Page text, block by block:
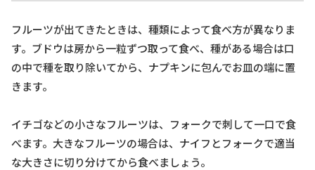
フルーツが出てきたときは、種類によって食べ方が異なりま
す。ブドウは房から一粒ずつ取って食べ、種がある場合は口
の中で種を取り除いてから、ナプキンに包んでお皿の端に置
きます。
イチゴなどの小さなフルーツは、フォークで刺して一口で食
べます。大きなフルーツの場合は、ナイフとフォークで適当
な大きさに切り分けてから食べましょう。